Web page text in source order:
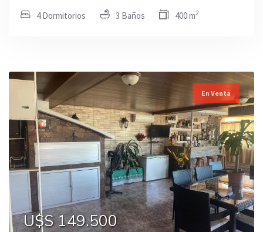
4 Dormitorios 3 Baños 400 m2
En Venta
U$S 149.500